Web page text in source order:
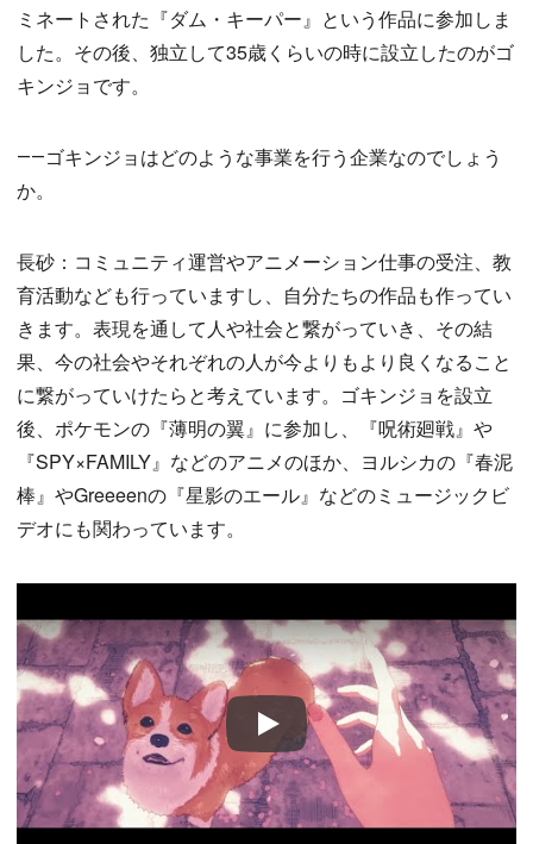
ミネートされた『ダム・キーパー』という作品に参加しま
した。その後、独立して35歳くらいの時に設立したのがゴ
キンジョです。
――ゴキンジョはどのような事業を行う企業なのでしょう
か。
長砂：コミュニティ運営やアニメーション仕事の受注、教
育活動なども行っていますし、自分たちの作品も作ってい
きます。表現を通して人や社会と繋がっていき、その結
果、今の社会やそれぞれの人が今よりもより良くなること
に繋がっていけたらと考えています。ゴキンジョを設立
後、ポケモンの『薄明の翼』に参加し、『呪術廻戦』や
『SPY×FAMILY』などのアニメのほか、ヨルシカの『春泥
棒』やGreeeenの『星影のエール』などのミュージックビ
デオにも関わっています。
Play